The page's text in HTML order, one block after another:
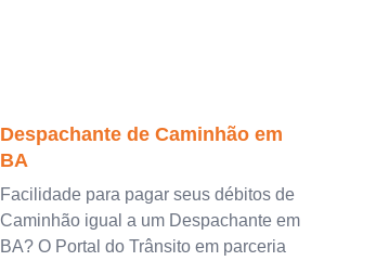
Despachante de Caminhão em
BA
Facilidade para pagar seus débitos de
Caminhão igual a um Despachante em
BA? O Portal do Trânsito em parceria